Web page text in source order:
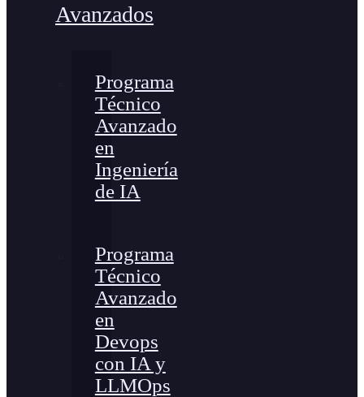
Avanzados
Programa
Técnico
Avanzado
en
Ingeniería
de IA
Programa
Técnico
Avanzado
en
Devops
con IA y
LLMOps